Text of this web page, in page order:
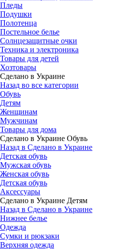
Пледы
Подушки
Полотенца
Постельное белье
Солнцезащитные очки
Техника и электроника
Товары для детей
Хозтовары
Сделано в Украине
Назад во все категории
Обувь
Детям
Женщинам
Мужчинам
Товары для дома
Сделано в Украине Обувь
Назад в Сделано в Украине
Детская обувь
Мужская обувь
Женская обувь
Детская обувь
Аксессуары
Сделано в Украине Детям
Назад в Сделано в Украине
Нижнее белье
Одежда
Сумки и рюкзаки
Верхняя одежда